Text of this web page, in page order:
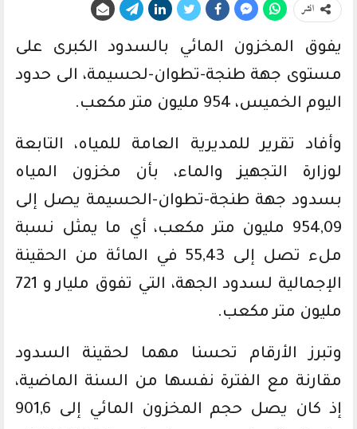
انشر
يفوق المخزون المائي بالسدود الكبرى على
مستوى جهة طنجة-تطوان-لحسيمة، الى حدود
اليوم الخميس، 954 مليون متر مكعب.
وأفاد تقرير للمديرية العامة للمياه، التابعة
لوزارة التجهيز والماء، بأن مخزون المياه
بسدود جهة طنجة-تطوان-الحسيمة يصل إلى
954,09 مليون متر مكعب، أي ما يمثل نسبة
ملء تصل إلى 55,43 في المائة من الحقينة
الإجمالية لسدود الجهة، التي تفوق مليار و 721
مليون متر مكعب.
وتبرز الأرقام تحسنا مهما لحقينة السدود
مقارنة مع الفترة نفسها من السنة الماضية،
إذ كان يصل حجم المخزون المائي إلى 901,6